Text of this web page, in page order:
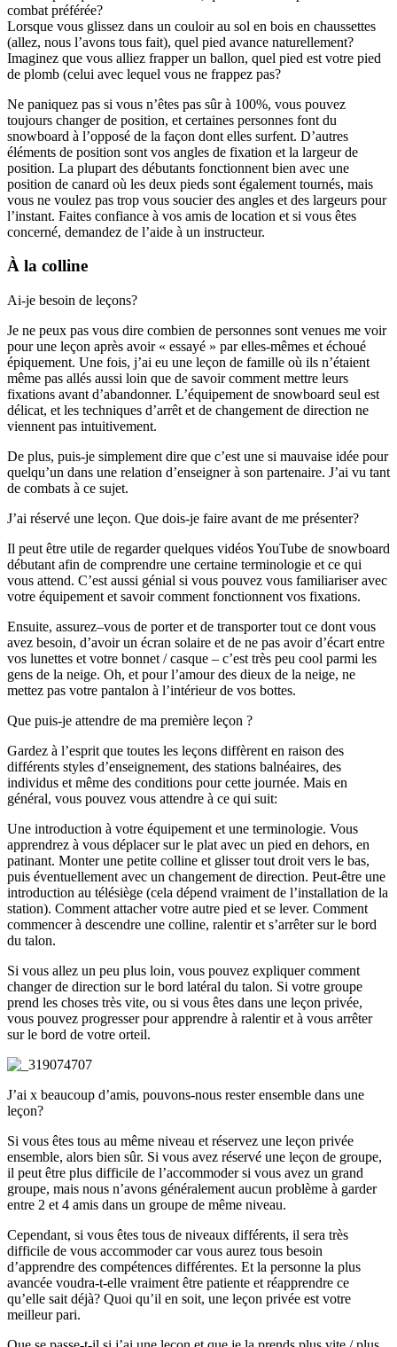
combat préférée?
Lorsque vous glissez dans un couloir au sol en bois en chaussettes
(allez, nous l’avons tous fait), quel pied avance naturellement?
Imaginez que vous alliez frapper un ballon, quel pied est votre pied
de plomb (celui avec lequel vous ne frappez pas?
Ne paniquez pas si vous n’êtes pas sûr à 100%, vous pouvez
toujours changer de position, et certaines personnes font du
snowboard à l’opposé de la façon dont elles surfent. D’autres
éléments de position sont vos angles de fixation et la largeur de
position. La plupart des débutants fonctionnent bien avec une
position de canard où les deux pieds sont également tournés, mais
vous ne voulez pas trop vous soucier des angles et des largeurs pour
l’instant. Faites confiance à vos amis de location et si vous êtes
concerné, demandez de l’aide à un instructeur.
À la colline
Ai-je besoin de leçons?
Je ne peux pas vous dire combien de personnes sont venues me voir
pour une leçon après avoir « essayé » par elles-mêmes et échoué
épiquement. Une fois, j’ai eu une leçon de famille où ils n’étaient
même pas allés aussi loin que de savoir comment mettre leurs
fixations avant d’abandonner. L’équipement de snowboard seul est
délicat, et les techniques d’arrêt et de changement de direction ne
viennent pas intuitivement.
De plus, puis-je simplement dire que c’est une si mauvaise idée pour
quelqu’un dans une relation d’enseigner à son partenaire. J’ai vu tant
de combats à ce sujet.
J’ai réservé une leçon. Que dois-je faire avant de me présenter?
Il peut être utile de regarder quelques vidéos YouTube de snowboard
débutant afin de comprendre une certaine terminologie et ce qui
vous attend. C’est aussi génial si vous pouvez vous familiariser avec
votre équipement et savoir comment fonctionnent vos fixations.
Ensuite, assurez–vous de porter et de transporter tout ce dont vous
avez besoin, d’avoir un écran solaire et de ne pas avoir d’écart entre
vos lunettes et votre bonnet / casque – c’est très peu cool parmi les
gens de la neige. Oh, et pour l’amour des dieux de la neige, ne
mettez pas votre pantalon à l’intérieur de vos bottes.
Que puis-je attendre de ma première leçon ?
Gardez à l’esprit que toutes les leçons diffèrent en raison des
différents styles d’enseignement, des stations balnéaires, des
individus et même des conditions pour cette journée. Mais en
général, vous pouvez vous attendre à ce qui suit:
Une introduction à votre équipement et une terminologie. Vous
apprendrez à vous déplacer sur le plat avec un pied en dehors, en
patinant. Monter une petite colline et glisser tout droit vers le bas,
puis éventuellement avec un changement de direction. Peut-être une
introduction au télésiège (cela dépend vraiment de l’installation de la
station). Comment attacher votre autre pied et se lever. Comment
commencer à descendre une colline, ralentir et s’arrêter sur le bord
du talon.
Si vous allez un peu plus loin, vous pouvez expliquer comment
changer de direction sur le bord latéral du talon. Si votre groupe
prend les choses très vite, ou si vous êtes dans une leçon privée,
vous pouvez progresser pour apprendre à ralentir et à vous arrêter
sur le bord de votre orteil.
J’ai x beaucoup d’amis, pouvons-nous rester ensemble dans une
leçon?
Si vous êtes tous au même niveau et réservez une leçon privée
ensemble, alors bien sûr. Si vous avez réservé une leçon de groupe,
il peut être plus difficile de l’accommoder si vous avez un grand
groupe, mais nous n’avons généralement aucun problème à garder
entre 2 et 4 amis dans un groupe de même niveau.
Cependant, si vous êtes tous de niveaux différents, il sera très
difficile de vous accommoder car vous aurez tous besoin
d’apprendre des compétences différentes. Et la personne la plus
avancée voudra-t-elle vraiment être patiente et réapprendre ce
qu’elle sait déjà? Quoi qu’il en soit, une leçon privée est votre
meilleur pari.